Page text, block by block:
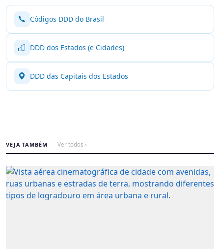
Códigos DDD do Brasil
DDD dos Estados (e Cidades)
DDD das Capitais dos Estados
VEJA TAMBÉM Ver todos ›